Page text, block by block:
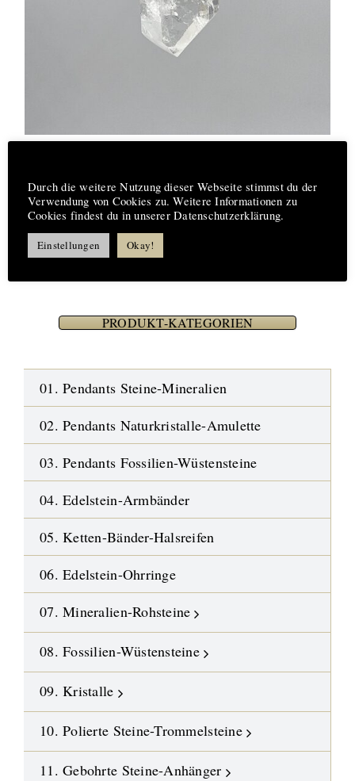
PRODUKT-KATEGORIEN
01. Pendants Steine-Mineralien
02. Pendants Naturkristalle-Amulette
03. Pendants Fossilien-Wüstensteine
04. Edelstein-Armbänder
05. Ketten-Bänder-Halsreifen
06. Edelstein-Ohrringe
07. Mineralien-Rohsteine
08. Fossilien-Wüstensteine
09. Kristalle
10. Polierte Steine-Trommelsteine
11. Gebohrte Steine-Anhänger
Durch die weitere Nutzung dieser Webseite stimmst du der
Verwendung von Cookies zu. Weitere Informationen zu
Cookies findest du in unserer Datenschutzerklärung.
Einstellungen Okay!